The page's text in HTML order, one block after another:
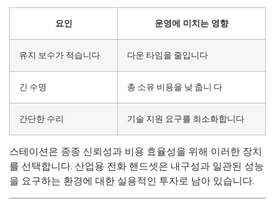
요인 운영에 미치는 영향
유지 보수가 적습니다 다운 타임을 줄입니다
긴 수명 총 소유 비용을 낮 춥니 다
간단한 수리 기술 지원 요구를 최소화합니다
스테이션은 종종 신뢰성과 비용 효율성을 위해 이러한 장치
를 선택합니다. 산업용 전화 핸드셋은 내구성과 일관된 성능
을 요구하는 환경에 대한 실용적인 투자로 남아 있습니다.